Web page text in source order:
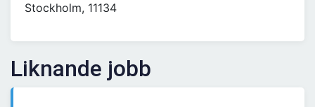
Stockholm, 11134
Liknande jobb